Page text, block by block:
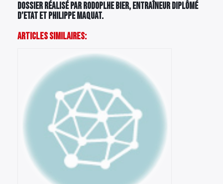
Dossier réalisé par Rodoplhe Bier, entraîneur diplômé
d’Etat et Philippe Maquat.
Articles Similaires:
Rechercher